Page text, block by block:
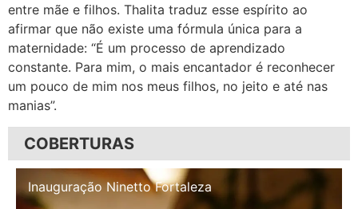
entre mãe e filhos. Thalita traduz esse espírito ao
afirmar que não existe uma fórmula única para a
maternidade: “É um processo de aprendizado
constante. Para mim, o mais encantador é reconhecer
um pouco de mim nos meus filhos, no jeito e até nas
manias”.
COBERTURAS
Inauguração Illa Café